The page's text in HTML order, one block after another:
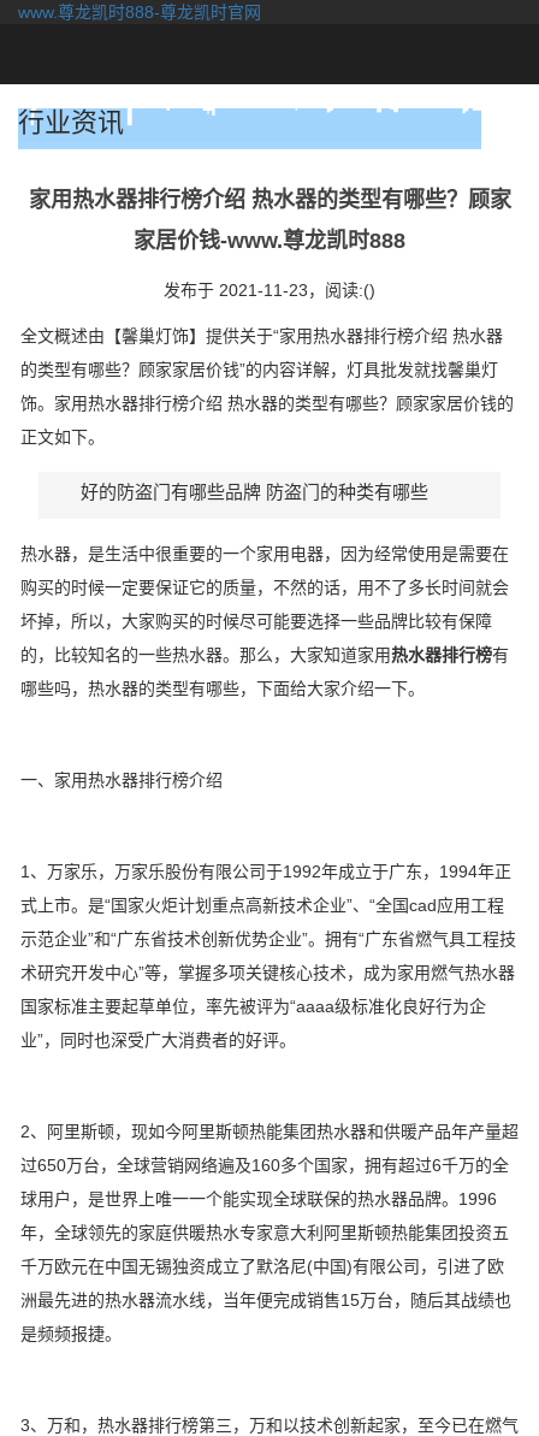
www.尊龙凯时888-尊龙凯时官网
行业资讯
家用热水器排行榜介绍 热水器的类型有哪些？顾家
家居价钱-www.尊龙凯时888
发布于 2021-11-23， 阅读:()
全文概述由【馨巢灯饰】提供关于“家用热水器排行榜介绍 热水器
的类型有哪些？顾家家居价钱”的内容详解，灯具批发就找馨巢灯
饰。家用热水器排行榜介绍 热水器的类型有哪些？顾家家居价钱的
正文如下。
好的防盗门有哪些品牌 防盗门的种类有哪些
热水器，是生活中很重要的一个家用电器，因为经常使用是需要在
购买的时候一定要保证它的质量，不然的话，用不了多长时间就会
坏掉，所以，大家购买的时候尽可能要选择一些品牌比较有保障
的，比较知名的一些热水器。那么，大家知道家用热水器排行榜有
哪些吗，热水器的类型有哪些，下面给大家介绍一下。
一、家用热水器排行榜介绍
1、万家乐，万家乐股份有限公司于1992年成立于广东，1994年正
式上市。是“国家火炬计划重点高新技术企业”、“全国cad应用工程
示范企业”和“广东省技术创新优势企业”。拥有“广东省燃气具工程技
术研究开发中心”等，掌握多项关键核心技术，成为家用燃气热水器
国家标准主要起草单位，率先被评为“aaaa级标准化良好行为企
业”，同时也深受广大消费者的好评。
2、阿里斯顿，现如今阿里斯顿热能集团热水器和供暖产品年产量超
过650万台，全球营销网络遍及160多个国家，拥有超过6千万的全
球用户，是世界上唯一一个能实现全球联保的热水器品牌。1996
年，全球领先的家庭供暖热水专家意大利阿里斯顿热能集团投资五
千万欧元在中国无锡独资成立了默洛尼(中国)有限公司，引进了欧
洲最先进的热水器流水线，当年便完成销售15万台，随后其战绩也
是频频报捷。
3、万和，热水器排行榜第三，万和以技术创新起家，至今已在燃气